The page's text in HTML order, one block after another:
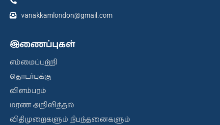
vanakkamlondon@gmail.com
இணைப்புகள்
எம்மைப்பற்றி
தொடர்புக்கு
விளம்பரம்
மரண அறிவித்தல்
விதிமுறைகளும் நிபந்தனைகளும்